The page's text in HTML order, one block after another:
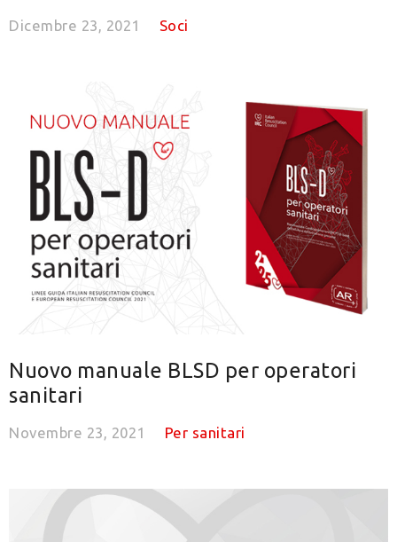
Dicembre 23, 2021 Soci
Nuovo manuale BLSD per operatori
sanitari
Novembre 23, 2021 Per sanitari